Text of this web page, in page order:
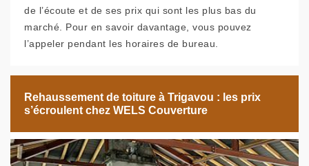
de l’écoute et de ses prix qui sont les plus bas du
marché. Pour en savoir davantage, vous pouvez
l’appeler pendant les horaires de bureau.
Rehaussement de toiture à Trigavou : les prix
s’écroulent chez WELS Couverture